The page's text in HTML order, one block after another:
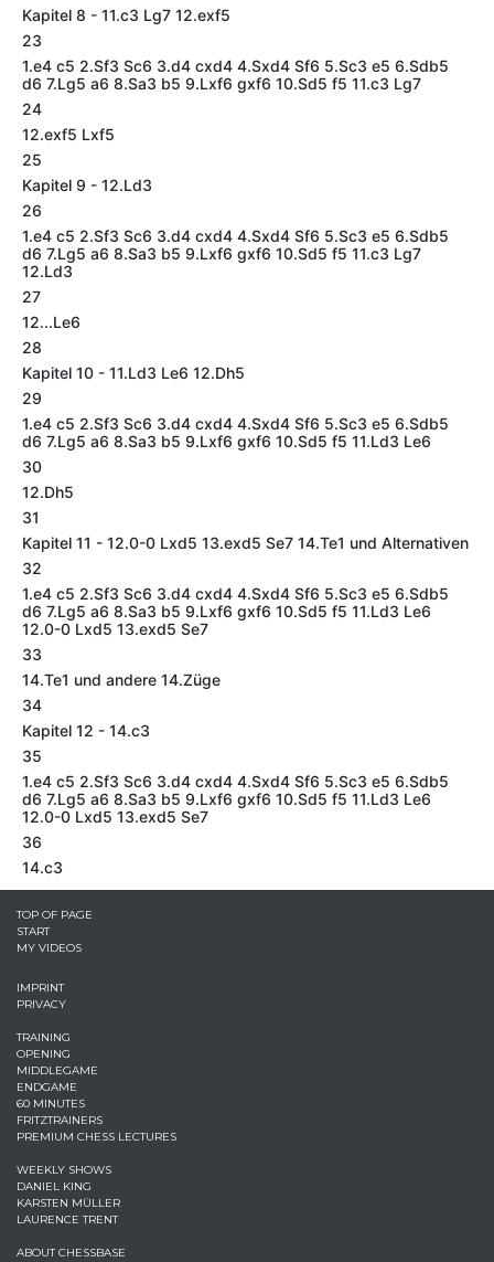
Kapitel 8 - 11.c3 Lg7 12.exf5
23
1.e4 c5 2.Sf3 Sc6 3.d4 cxd4 4.Sxd4 Sf6 5.Sc3 e5 6.Sdb5
d6 7.Lg5 a6 8.Sa3 b5 9.Lxf6 gxf6 10.Sd5 f5 11.c3 Lg7
24
12.exf5 Lxf5
25
Kapitel 9 - 12.Ld3
26
1.e4 c5 2.Sf3 Sc6 3.d4 cxd4 4.Sxd4 Sf6 5.Sc3 e5 6.Sdb5
d6 7.Lg5 a6 8.Sa3 b5 9.Lxf6 gxf6 10.Sd5 f5 11.c3 Lg7
12.Ld3
27
12...Le6
28
Kapitel 10 - 11.Ld3 Le6 12.Dh5
29
1.e4 c5 2.Sf3 Sc6 3.d4 cxd4 4.Sxd4 Sf6 5.Sc3 e5 6.Sdb5
d6 7.Lg5 a6 8.Sa3 b5 9.Lxf6 gxf6 10.Sd5 f5 11.Ld3 Le6
30
12.Dh5
31
Kapitel 11 - 12.0-0 Lxd5 13.exd5 Se7 14.Te1 und Alternativen
32
1.e4 c5 2.Sf3 Sc6 3.d4 cxd4 4.Sxd4 Sf6 5.Sc3 e5 6.Sdb5
d6 7.Lg5 a6 8.Sa3 b5 9.Lxf6 gxf6 10.Sd5 f5 11.Ld3 Le6
12.0-0 Lxd5 13.exd5 Se7
33
14.Te1 und andere 14.Züge
34
Kapitel 12 - 14.c3
35
1.e4 c5 2.Sf3 Sc6 3.d4 cxd4 4.Sxd4 Sf6 5.Sc3 e5 6.Sdb5
d6 7.Lg5 a6 8.Sa3 b5 9.Lxf6 gxf6 10.Sd5 f5 11.Ld3 Le6
12.0-0 Lxd5 13.exd5 Se7
36
14.c3
TOP OF PAGE
START
MY VIDEOS
IMPRINT
PRIVACY
TRAINING
OPENING
MIDDLEGAME
ENDGAME
60 MINUTES
FRITZTRAINERS
PREMIUM CHESS LECTURES
WEEKLY SHOWS
DANIEL KING
KARSTEN MÜLLER
LAURENCE TRENT
ABOUT CHESSBASE